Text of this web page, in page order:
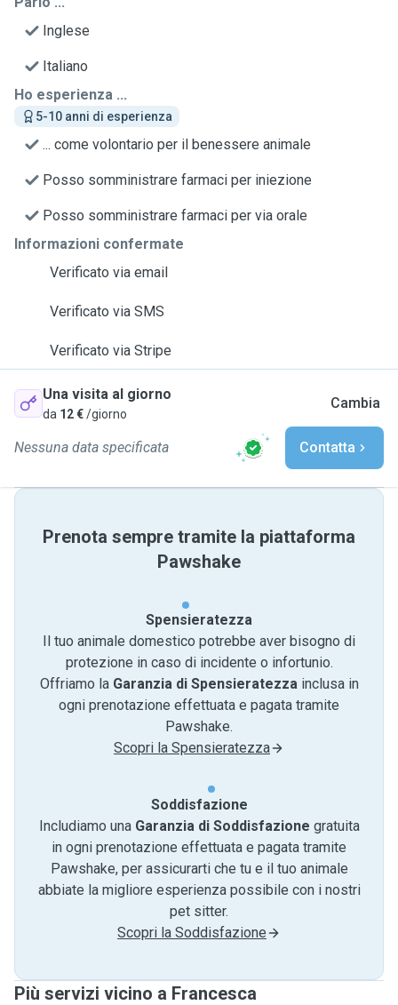
Inglese
Italiano
Ho esperienza ...
5-10 anni di esperienza
... come volontario per il benessere animale
Posso somministrare farmaci per iniezione
Posso somministrare farmaci per via orale
Informazioni confermate
Verificato via email
Verificato via SMS
Verificato via Stripe
Una visita al giorno
da 12 €/giorno
Cambia
Nessuna data specificata Contatta
Prenota sempre tramite la piattaforma
Pawshake
Spensieratezza
Il tuo animale domestico potrebbe aver bisogno di
protezione in caso di incidente o infortunio.
Offriamo la Garanzia di Spensieratezzainclusa in
ogni prenotazione effettuata e pagata tramite
Pawshake.
Scopri la Spensieratezza
Soddisfazione
Includiamo una Garanzia di Soddisfazione gratuita
in ogni prenotazione effettuata e pagata tramite
Pawshake, per assicurarti che tu e il tuo animale
abbiate la migliore esperienza possibile con i nostri
pet sitter.
Scopri la Soddisfazione
Più servizi vicino a Francesca